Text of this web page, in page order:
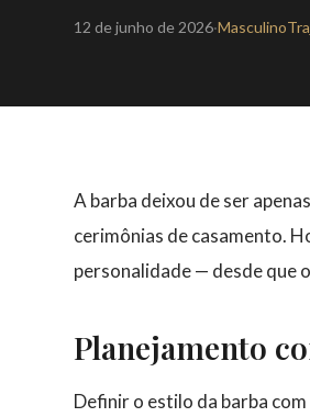
12 de junho de 2026·Masculino
A barba deixou de ser
cerimônias de casamento.
personalidade — desde que
Planejamento
Definir o estilo da barba